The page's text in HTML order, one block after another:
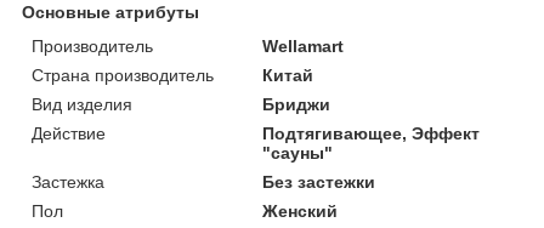
Основные атрибуты
Производитель
Wellamart
Страна производитель
Китай
Вид изделия
Бриджи
Действие
Подтягивающее, Эффект
"сауны"
Застежка
Без застежки
Пол
Женский